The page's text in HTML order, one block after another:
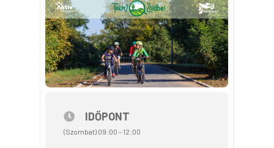
IDŐPONT
(Szombat) 09:00 - 12:00